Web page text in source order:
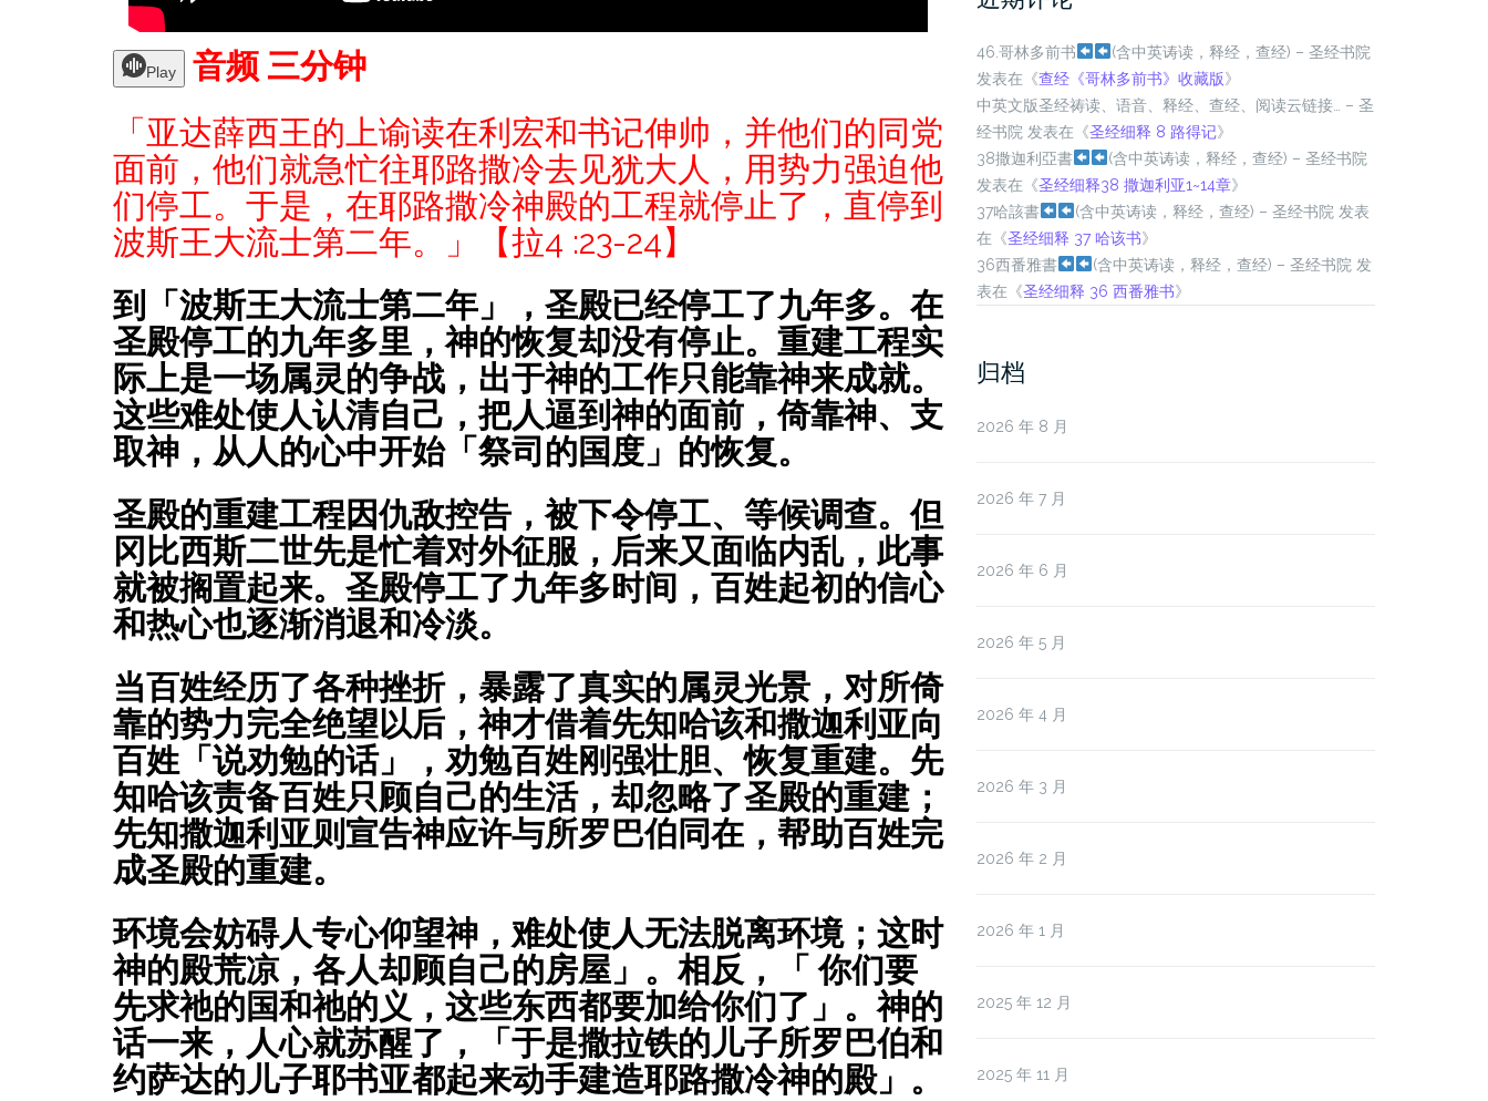
Play
音频 三分钟
「亚达薛西王的上谕读在利宏和书记伸帅，并他们的同党
面前，他们就急忙往耶路撒冷去见犹大人，用势力强迫他
们停工。于是，在耶路撒冷神殿的工程就停止了，直停到
波斯王大流士第二年。」【拉4 :23-24】
到「波斯王大流士第二年」，圣殿已经停工了九年多。在
圣殿停工的九年多里，神的恢复却没有停止。重建工程实
际上是一场属灵的争战，出于神的工作只能靠神来成就。
这些难处使人认清自己，把人逼到神的面前，倚靠神、支
取神，从人的心中开始「祭司的国度」的恢复。
圣殿的重建工程因仇敌控告，被下令停工、等候调查。但
冈比西斯二世先是忙着对外征服，后来又面临内乱，此事
就被搁置起来。圣殿停工了九年多时间，百姓起初的信心
和热心也逐渐消退和冷淡。
当百姓经历了各种挫折，暴露了真实的属灵光景，对所倚
靠的势力完全绝望以后，神才借着先知哈该和撒迦利亚向
百姓「说劝勉的话」，劝勉百姓刚强壮胆、恢复重建。先
知哈该责备百姓只顾自己的生活，却忽略了圣殿的重建；
先知撒迦利亚则宣告神应许与所罗巴伯同在，帮助百姓完
成圣殿的重建。
环境会妨碍人专心仰望神，难处使人无法脱离环境；这时
神的殿荒凉，各人却顾自己的房屋」。相反，「 你们要
先求祂的国和祂的义，这些东西都要加给你们了」。神的
话一来，人心就苏醒了，「于是撒拉铁的儿子所罗巴伯和
约萨达的儿子耶书亚都起来动手建造耶路撒冷神的殿」。
46.哥林多前书 (含中英诪读，释经，查经) – 圣经书院
发表在《查经《哥林多前书》收藏版》
中英文版圣经祷读、语音、释经、查经、阅读云链接… – 圣
经书院 发表在《圣经细释 8 路得记》
38撒迦利亞書
(含中英诪读，释经，查经) – 圣经书院
发表在《圣经细释38 撒迦利亚1~14章》
37哈該書
(含中英诪读，释经，查经) – 圣经书院 发表
在《圣经细释 37 哈该书》
36西番雅書
(含中英诪读，释经，查经) – 圣经书院 发
表在《圣经细释 36 西番雅书》
归档
2026 年 8 月
2026 年 7 月
2026 年 6 月
2026 年 5 月
2026 年 4 月
2026 年 3 月
2026 年 2 月
2026 年 1 月
2025 年 12 月
2025 年 11 月